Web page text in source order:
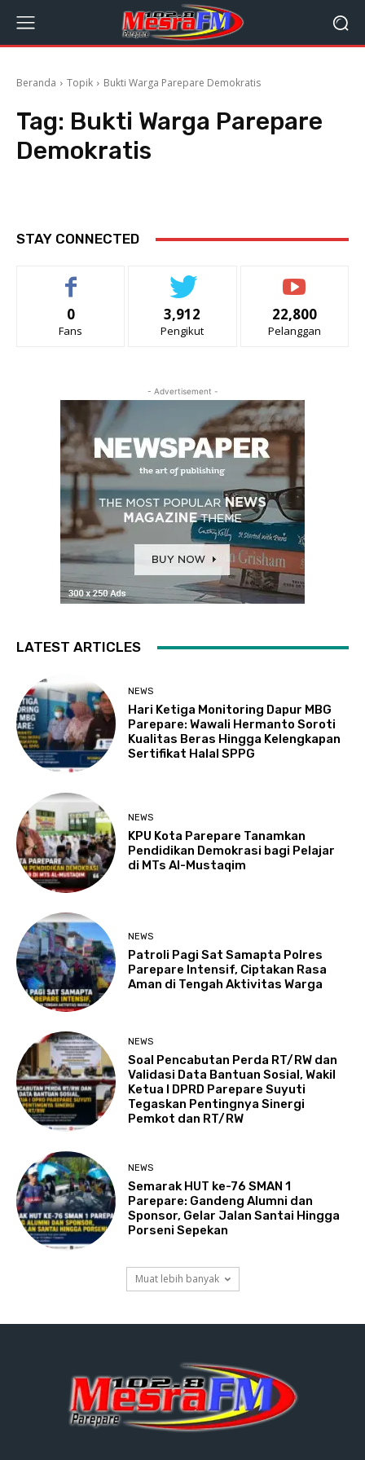
Beranda Topik Bukti Warga Parepare Demokratis
Tag: Bukti Warga Parepare
Demokratis
STAY CONNECTED
0
Fans
3,912
Pengikut
22,800
Pelanggan
- Advertisement -
LATEST ARTICLES
NEWS
Hari Ketiga Monitoring Dapur MBG
Parepare: Wawali Hermanto Soroti
Kualitas Beras Hingga Kelengkapan
Sertifikat Halal SPPG
NEWS
KPU Kota Parepare Tanamkan
Pendidikan Demokrasi bagi Pelajar
di MTs Al-Mustaqim
NEWS
Patroli Pagi Sat Samapta Polres
Parepare Intensif, Ciptakan Rasa
Aman di Tengah Aktivitas Warga
NEWS
Soal Pencabutan Perda RT/RW dan
Validasi Data Bantuan Sosial, Wakil
Ketua I DPRD Parepare Suyuti
Tegaskan Pentingnya Sinergi
Pemkot dan RT/RW
NEWS
Semarak HUT ke-76 SMAN 1
Parepare: Gandeng Alumni dan
Sponsor, Gelar Jalan Santai Hingga
Porseni Sepekan
Muat lebih banyak